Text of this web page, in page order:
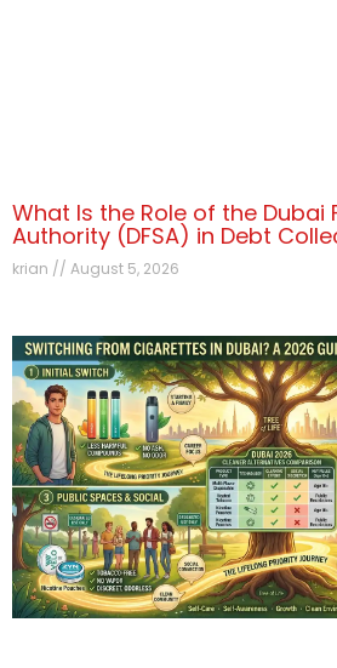
What Is the Role of the Dubai
Authority (DFSA) in Debt
krian August 5, 2026